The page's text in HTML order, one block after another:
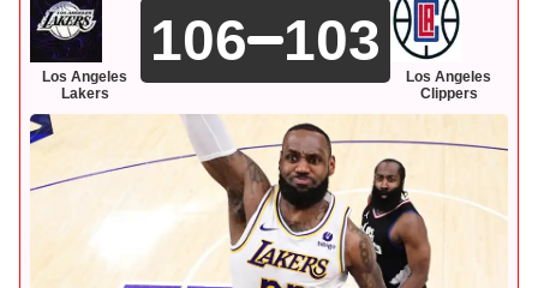
Los Angeles
Lakers
106 103
Los Angeles
Clippers